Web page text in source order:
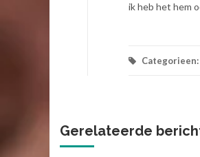
ik heb het hem
Categorieen:
Gerelateerde